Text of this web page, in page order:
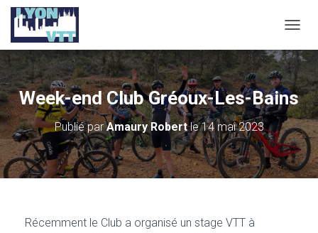
É
E
R
L
A
N
A
Week-end Club Gréoux-Les-Bains
Publié parAmaury Robertle14 mai 2023
Récemment le Club a organisé un stage VTT à